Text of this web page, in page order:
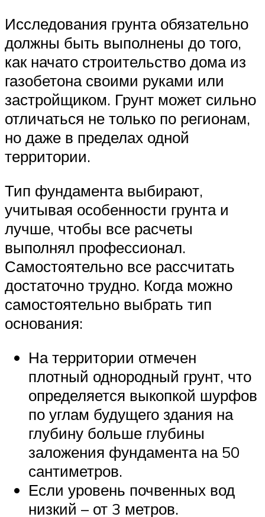
Исследования грунта обязательно
должны быть выполнены до того,
как начато строительство дома из
газобетона своими руками или
застройщиком. Грунт может сильно
отличаться не только по регионам,
но даже в пределах одной
территории.
Тип фундамента выбирают,
учитывая особенности грунта и
лучше, чтобы все расчеты
выполнял профессионал.
Самостоятельно все рассчитать
достаточно трудно. Когда можно
самостоятельно выбрать тип
основания:
На территории отмечен
плотный однородный грунт, что
определяется выкопкой шурфов
по углам будущего здания на
глубину больше глубины
заложения фундамента на 50
сантиметров.
Если уровень почвенных вод
низкий – от 3 метров.